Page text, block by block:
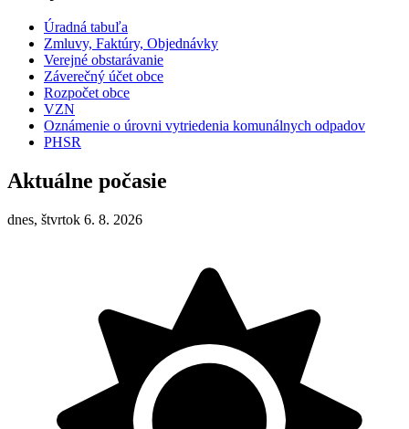
Úradná tabuľa
Zmluvy, Faktúry, Objednávky
Verejné obstarávanie
Záverečný účet obce
Rozpočet obce
VZN
Oznámenie o úrovni vytriedenia komunálnych odpadov
PHSR
Aktuálne počasie
dnes, štvrtok 6. 8. 2026